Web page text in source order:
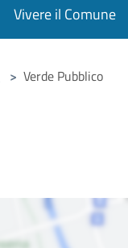
Vivere il Comune
> Verde Pubblico